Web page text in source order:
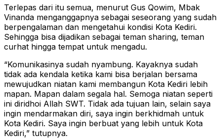
Terlepas dari itu semua, menurut Gus Qowim, Mbak
Vinanda menganggapnya sebagai seseorang yang sudah
berpengalaman dan mengetahui kondisi Kota Kediri.
Sehingga bisa dijadikan sebagai teman sharing, teman
curhat hingga tempat untuk mengadu.
“Komunikasinya sudah nyambung. Kayaknya sudah
tidak ada kendala ketika kami bisa berjalan bersama
mewujudkan niatan kami membangun Kota Kediri lebih
mapan. Mapan dalam segala hal. Semoga niatan seperti
ini diridhoi Allah SWT. Tidak ada tujuan lain, selain saya
ingin mendarmakan diri, saya ingin berkhidmah untuk
Kota Kediri. Saya ingin berbuat yang lebih untuk Kota
Kediri,” tutupnya.